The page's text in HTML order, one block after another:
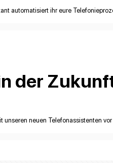
automatisiert ihr eure
der
neuen Telefonassistenten